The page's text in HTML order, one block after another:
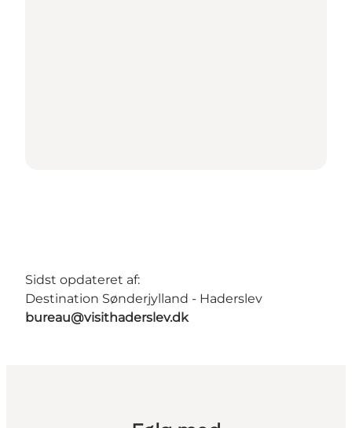
Sidst opdateret af:
Destination Sønderjylland - Haderslev
bureau@visithaderslev.dk